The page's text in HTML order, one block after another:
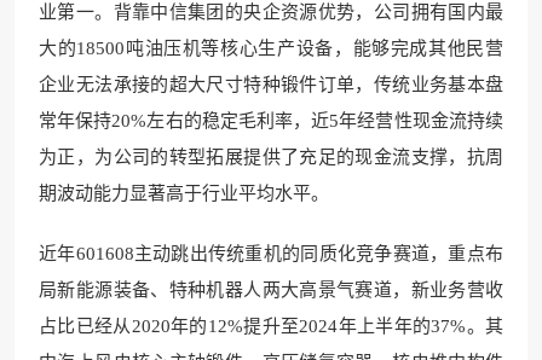
业第一。背靠中信集团的央企资源优势，公司拥有国内最
大的18500吨油压机等核心生产设备，能够完成其他民营
企业无法承接的超大尺寸特种锻件订单，传统业务基本盘
常年保持20%左右的稳定毛利率，近5年经营性现金流持续
为正，为公司的转型拓展提供了充足的现金流支撑，抗周
期波动能力显著高于行业平均水平。
近年601608主动跳出传统重机的同质化竞争赛道，重点布
局新能源装备、特种机器人两大高景气赛道，新业务营收
占比已经从2020年的12%提升至2024年上半年的37%。其